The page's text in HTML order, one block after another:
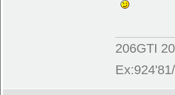
206GTI